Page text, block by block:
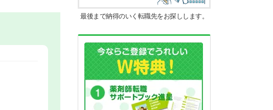
最後まで納得のいく転職先をお探しします。